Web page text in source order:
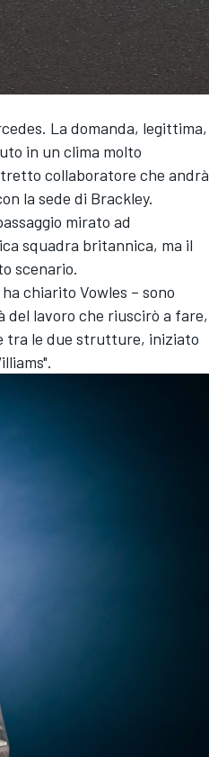
La domanda, legittima,
in un clima molto
collaboratore che andrà
la sede di Brackley.
mirato ad
squadra britannica, ma il
scenario.
chiarito Vowles – sono
del lavoro che riuscirò a fare,
tra le due strutture, iniziato